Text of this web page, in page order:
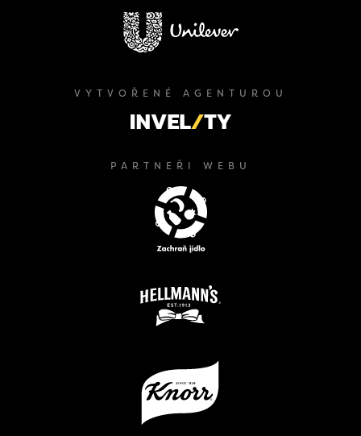
VYTVOŘENÉ AGENTUROU
PARTNEŘI WEBU